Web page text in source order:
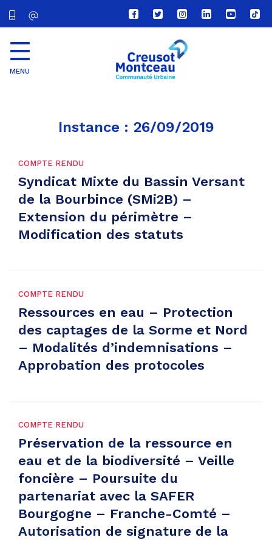
Lien
vers
compte
Facebook
Lien
vers
compte
Twitter
Lien
vers
le
compte
Lien
vers
Lien
vers
Lien
vers
MENU
Instance : 26/09/2019
COMPTE RENDU
Syndicat Mixte du Bassin Versant
de la Bourbince (SMi2B) –
Extension du périmètre –
Modification des statuts
COMPTE RENDU
Ressources en eau – Protection
des captages de la Sorme et Nord
– Modalités d’indemnisations –
Approbation des protocoles
COMPTE RENDU
Préservation de la ressource en
eau et de la biodiversité – Veille
foncière – Poursuite du
partenariat avec la SAFER
Bourgogne – Franche-Comté –
Autorisation de signature de la